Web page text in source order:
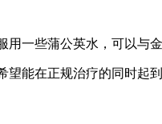
一些蒲公英水，可以与
能在正规治疗的同时起